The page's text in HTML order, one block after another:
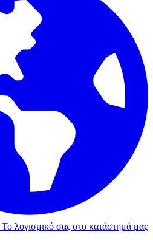
Το λογισμικό σας στο κατάστημά μας